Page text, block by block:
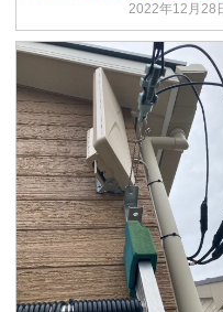
2022年12月28